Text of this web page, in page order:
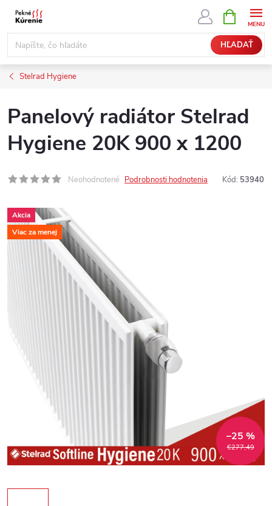
Prejsť
obsah
HĽADAŤ
KOŠÍK
Stelrad Hygiene
Panelový radiátor Stelrad
Hygiene 20K 900 x 1200
Neohodnotené Podrobnosti hodnotenia Kód: 53940
Akcia
Viac za menej
€277,49
–25 %